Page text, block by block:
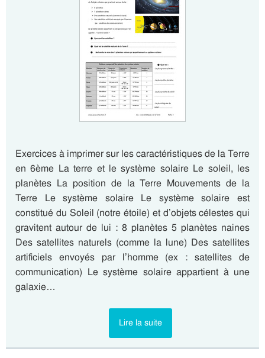
Exercices à imprimer sur les caractéristiques de la Terre
en 6ème La terre et le système solaire Le soleil, les
planètes La position de la Terre Mouvements de la
Terre Le système solaire Le système solaire est
constitué du Soleil (notre étoile) et d’objets célestes qui
gravitent autour de lui : 8 planètes 5 planètes naines
Des satellites naturels (comme la lune) Des satellites
artificiels envoyés par l’homme (ex : satellites de
communication) Le système solaire appartient à une
galaxie…
Lire la suite